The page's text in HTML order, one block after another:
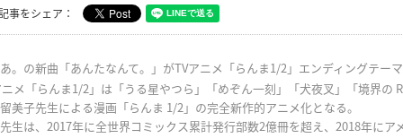
事をシェア：
。の新曲「あんたなんて。」がTVアニメ「らんま1/2」エンディングテー
ニメ「らんま1/2」は「うる星やつら」「めぞん一刻」「犬夜叉」「境界の
美子先生による漫画「らんま 1/2」の完全新作的アニメ化となる。
生は、2017年に全世界コミックス累計発行部数2億冊を超え、2018年にア